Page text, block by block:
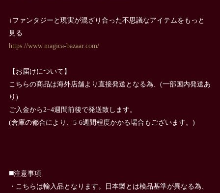
↓ファンタジーと現実が混ざり合った不思議なアイテムをもっと
見る
https://www.magica-bazaar.com/
【お届けについて】
こちらの商品は海外店舗より直接発送となる為、(一部国内発送あ
り)
ご入金から2−4週間前後で発送致します。
(倉庫の都合により、5-6週間程度かかる場合もございます。)
◼️注意事項
・こちらは輸入品となります。日本製とは検品基準が異なる為、